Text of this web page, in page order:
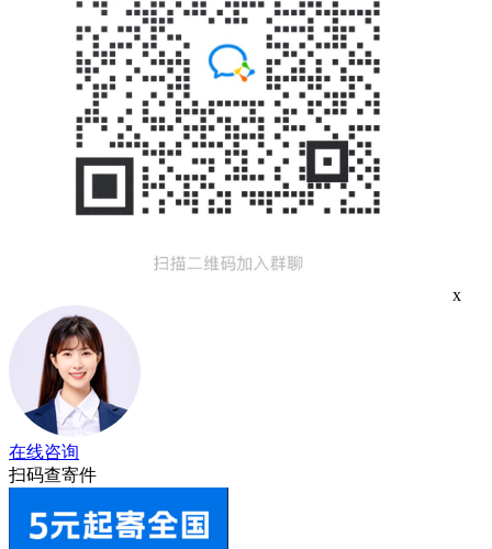
x
在线咨询
扫码查寄件